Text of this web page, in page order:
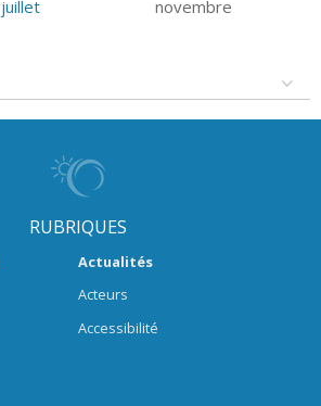
juillet
novembre
RUBRIQUES
Actualités
Acteurs
Accessibilité